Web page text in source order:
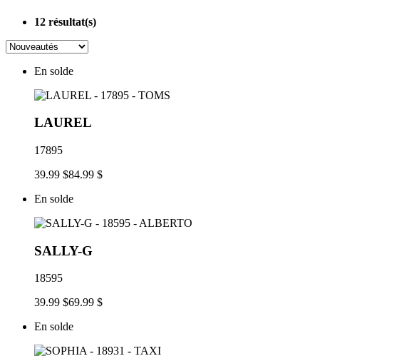
12 résultat(s)
En solde
LAUREL
17895
39.99 $84.99 $
En solde
SALLY-G
18595
39.99 $69.99 $
En solde